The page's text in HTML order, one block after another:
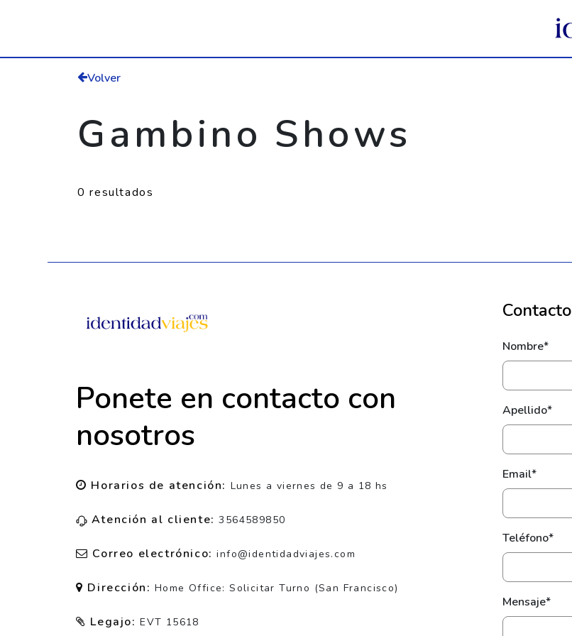
Volver
Gambino Shows
0 resultados
Ponete en contacto con
nosotros
Horarios de atención: Lunes a viernes de 9 a 18 hs
Atención al cliente:3564589850
Correo electrónico:info@identidadviajes.com
Dirección:Home Office: Solicitar Turno (San Francisco)
Legajo:EVT 15618
Contacto
Nombre*
Apellido*
Email*
Teléfono*
Mensaje*